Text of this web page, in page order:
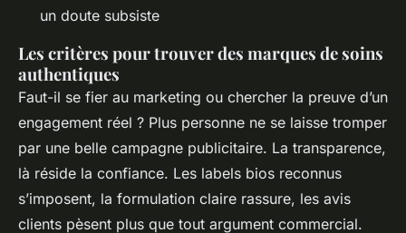
un doute subsiste
Les critères pour trouver des marques de soins
authentiques
Faut-il se fier au marketing ou chercher la preuve d’un
engagement réel ? Plus personne ne se laisse tromper
par une belle campagne publicitaire. La transparence,
là réside la confiance. Les labels bios reconnus
s’imposent, la formulation claire rassure, les avis
clients pèsent plus que tout argument commercial.